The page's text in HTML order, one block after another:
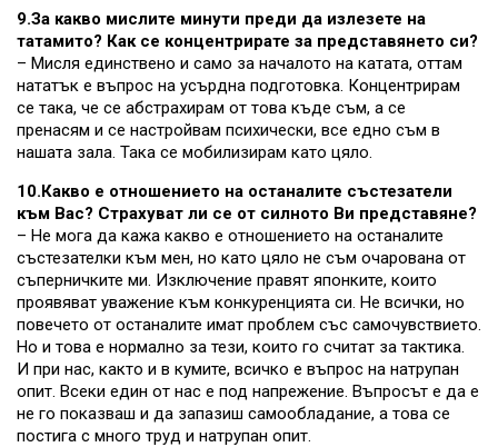
9.За какво мислите минути преди да излезете на
татамито? Как се концентрирате за представянето си?
– Мисля единствено и само за началото на катата, оттам
нататък е въпрос на усърдна подготовка. Концентрирам
се така, че се абстрахирам от това къде съм, а се
пренасям и се настройвам психически, все едно съм в
нашата зала. Така се мобилизирам като цяло.
10.Какво е отношението на останалите състезатели
към Вас? Страхуват ли се от силното Ви представяне?
– Не мога да кажа какво е отношението на останалите
състезателки към мен, но като цяло не съм очарована от
съперничките ми. Изключение правят японките, които
проявяват уважение към конкуренцията си. Не всички, но
повечето от останалите имат проблем със самочувствието.
Но и това е нормално за тези, които го считат за тактика.
И при нас, както и в кумите, всичко е въпрос на натрупан
опит. Всеки един от нас е под напрежение. Въпросът е да е
не го показваш и да запазиш самообладание, а това се
постига с много труд и натрупан опит.